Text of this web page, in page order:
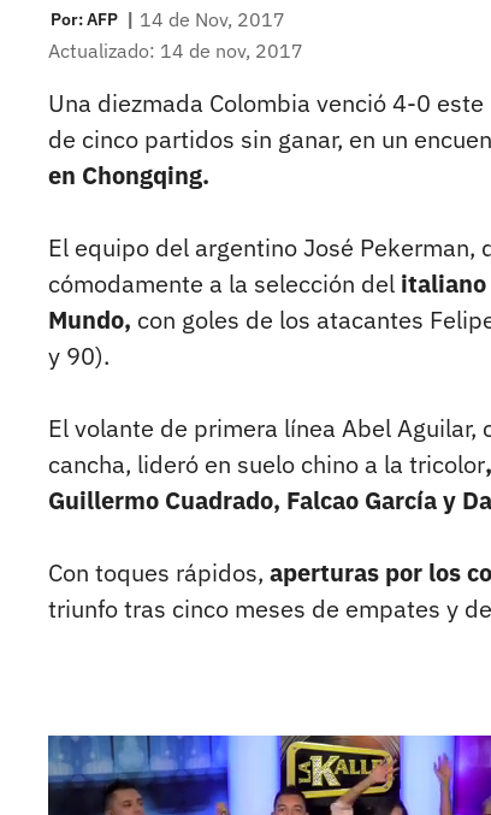
Por:AFP | 14 de Nov, 2017
Actualizado: 14 de nov, 2017
Una diezmada Colombia venció 4-0
de cinco partidos sin ganar, en un
en Chongqing.
El equipo del argentino José
cómodamente a la selección del italiano
Mundo, con goles de los atacantes
y 90).
El volante de primera línea Abel
cancha, lideró en suelo chino a la tricolor
Guillermo Cuadrado, Falcao García y
Con toques rápidos, aperturas por los
triunfo tras cinco meses de empates y